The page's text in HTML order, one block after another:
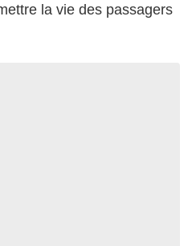
la vie des passagers